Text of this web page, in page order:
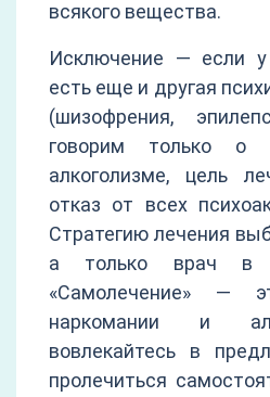
всякого вещества.
Исключение — если у
есть еще и другая
(шизофрения,
говорим только о
алкоголизме, цель
отказ от всех
Стратегию лечения
а только врач
«Самолечение» —
наркомании и
вовлекайтесь в
пролечиться